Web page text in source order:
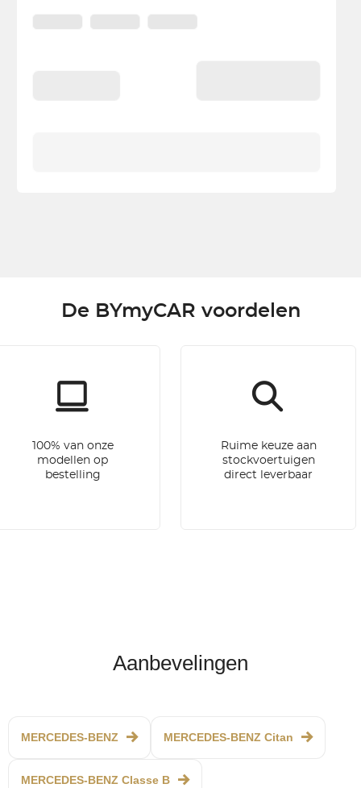
De BYmyCAR voordelen
100% van onze
modellen op
bestelling
Ruime keuze aan
stockvoertuigen
direct leverbaar
Aanbevelingen
MERCEDES-BENZ MERCEDES-BENZ Citan
MERCEDES-BENZ Classe B